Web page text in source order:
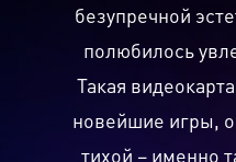
безупречной
полюбилось
Такая
новейшие игры,
тихой – именно